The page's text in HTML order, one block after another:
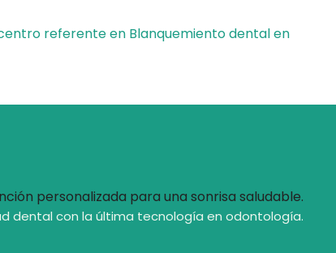
referente en Blanquemiento dental en
personalizada para una sonrisa saludable.
dental con la última tecnología en odontología.